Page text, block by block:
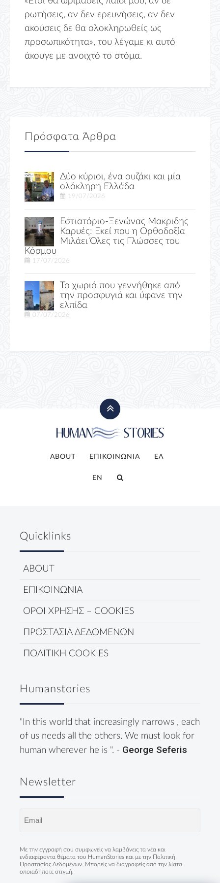
ρωτήσεις, αν δεν ερευνήσεις, αν δεν
ακούσεις δε θα ολοκληρωθείς ως
προσωπικότητα», του λέγαμε κι αυτό
άκουγε με ανοιχτό το στόμα.
Πρόσφατα Άρθρα
Δύο κύριοι, ένα ουζάκι και μία
ολόκληρη Ελλάδα
19/07/2026
Εστιατόριο-Ξενώνας Μακριδης
Καρυές: Εκεί που η Ορθοδοξία
Μιλάει Όλες τις Γλώσσες του
Κόσμου
17/07/2026
Το χωριό που γεννήθηκε από
την προσφυγιά και ύφανε την
ελπίδα
07/07/2026
ABOUT ΕΠΙΚΟΙΝΩΝΙΑ ΕΛ
EN
Quicklinks
ABOUT
ΕΠΙΚΟΙΝΩΝΙΑ
ΟΡΟΙ ΧΡΗΣΗΣ – COOKIES
ΠΡΟΣΤΑΣΙΑ ΔΕΔΟΜΕΝΩΝ
ΠΟΛΙΤΙΚΗ COOKIES
Humanstories
"In this world that increasingly narrows , each
of us needs all the others. We must look for
human wherever he is ". - George Seferis
Newsletter
Με την εγγραφή σου συμφωνείς να λαμβάνεις τα νέα και
ενδιαφέροντα θέματα του HumanStories και με την Πολιτική
Προστασίας Δεδομένων . Μπορείς να διαγραφείς από την λίστα
οποιαδήποτε στιγμή.